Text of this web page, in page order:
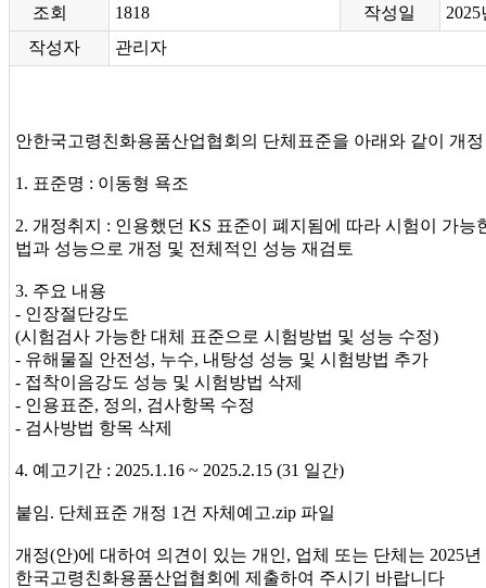
조회
1818 작성일
작성자
관리자
안한국고령친화용품산업협회의 단체표준을 아래와 같이 개
1. 표준명 : 이동형 욕조
2. 개정취지 : 인용했던 KS 표준이 폐지됨에 따라 시험이 가능
법과 성능으로 개정 및 전체적인 성능 재검토
3. 주요 내용
- 인장절단강도
(시험검사 가능한 대체 표준으로 시험방법 및 성능 수정)
- 유해물질 안전성, 누수, 내탕성 성능 및 시험방법 추가
- 접착이음강도 성능 및 시험방법 삭제
- 인용표준, 정의, 검사항목 수정
- 검사방법 항목 삭제
4. 예고기간 : 2025.1.16 ~ 2025.2.15 (31 일간)
붙임. 단체표준 개정 1건 자체예고.zip 파일
개정(안)에 대하여 의견이 있는 개인, 업체 또는 단체는 2025
한국고령친화용품산업협회에 제출하여 주시기 바랍니다